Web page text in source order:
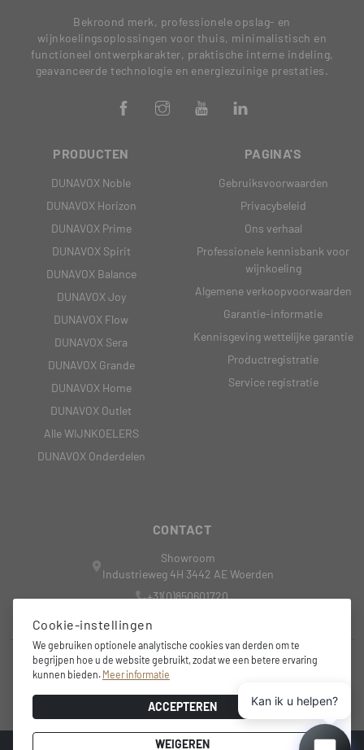
Bekroond merk, professionele opslag- en
wijnkoelingsoplossingen voor thuis, minimalistisch en
functioneel ontwerpkarakter, praktische interne indeling,
geavanceerde technologie en energiezuinige prestaties.
PRODUCTEN
DUNAVOX Noble
DUNAVOX Horizon
DUNAVOX Prime
DUNAVOX Spirit
DUNAVOX Balance
DUNAVOX Joy
DUNAVOX Flow
DUNAVOX Sera
DUNAVOX Grande
DUNAVOX Home
DUNAVOX Outlet
Alle WIJNKOELERS
DUNAVOX Onderdelen
PAGINA'S
Gebruiksvoorwaarden
Privacybeleid
Ons verhaal
Professionele kennisbank voor
wijnkoeling
Algemene verkoopvoorwaarden
Garantie-informatie
Kennisgeving wettelijke garantie
Productregistratie
Service registratie
CONTACT
Showroom
Industrieweg 4H 3442 AE Woerden
+31(0)850601720
+31 6 15 44 4081
Cookie-instellingen
We gebruiken optionele analytische cookies van derden om te
begrijpen hoe u de website gebruikt, zodat we een betere ervaring
kunnen bieden. Meer informatie
ACCEPTEREN
WEIGEREN
Kan ik u helpen?